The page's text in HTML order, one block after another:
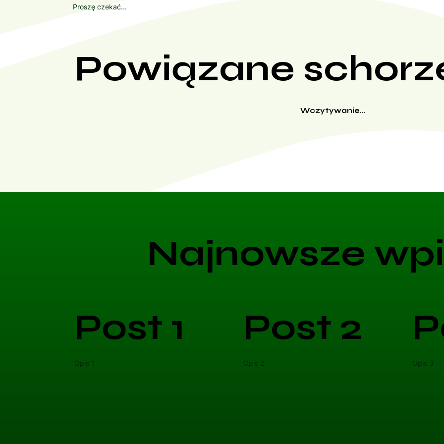
Proszę czekać...
Powiązane
Wczytywanie...
Najnowsze
Post 1
Opis 1
Post 2
Opis 2 Opis 3